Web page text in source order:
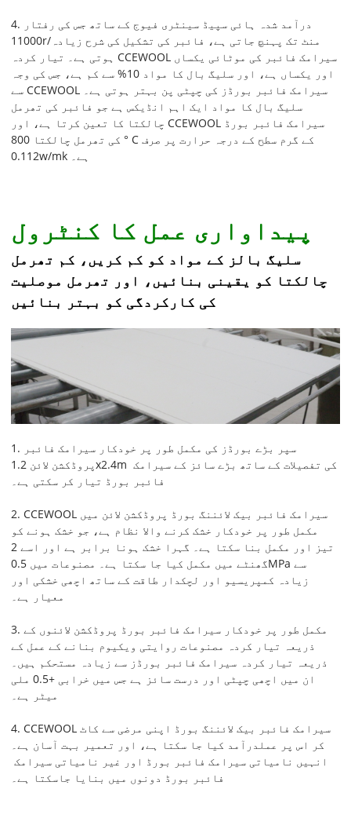
4. درآمد شدہ ہائی سپیڈ سینٹری فیوج کے ساتھ جس کی رفتار
11000r/منٹ تک پہنچ جاتی ہے، فائبر کی تشکیل کی شرح زیادہ
ہوتی ہے۔ تیار کردہ CCEWOOL سیرامک ​​فائبر کی موٹائی یکساں
اور یکساں ہے، اور سلیگ بال کا مواد 10% سے کم ہے، جس کی وجہ
سے CCEWOOL سیرامک ​​فائبر بورڈز کی چپٹی پن بہتر ہوتی ہے۔
سلیگ بال کا مواد ایک اہم انڈیکس ہے جو فائبر کی تھرمل
چالکتا کا تعین کرتا ہے، اور CCEWOOL سیرامک ​​فائبر بورڈ
کی تھرمل چالکتا 800 ° C کے گرم سطح کے درجہ حرارت پر صرف
0.112w/mk ہے۔
پیداواری عمل کا کنٹرول
سلیگ بالز کے مواد کو کم کریں، کم تھرمل
چالکتا کو یقینی بنائیں، اور تھرمل موصلیت
کی کارکردگی کو بہتر بنائیں
1. سپر بڑے بورڈز کی مکمل طور پر خودکار سیرامک ​​فائبر
پروڈکشن لائن 1.2x2.4m کی تفصیلات کے ساتھ بڑے سائز کے سیرامک ​​
فائبر بورڈ تیار کر سکتی ہے۔
2. CCEWOOL سیرامک ​​فائبر بیک لائننگ بورڈ پروڈکشن لائن میں
مکمل طور پر خودکار خشک کرنے والا نظام ہے، جو خشک ہونے کو
تیز اور مکمل بنا سکتا ہے۔ گہرا خشک ہونا برابر ہے اور اسے 2
گھنٹے میں مکمل کیا جا سکتا ہے۔ مصنوعات میں 0.5MPa سے
زیادہ کمپریسیو اور لچکدار طاقت کے ساتھ اچھی خشکی اور
معیار ہے۔
3. مکمل طور پر خودکار سیرامک ​​فائبر بورڈ پروڈکشن لائنوں کے
ذریعہ تیار کردہ مصنوعات روایتی ویکیوم بنانے کے عمل کے
ذریعہ تیار کردہ سیرامک ​​فائبر بورڈز سے زیادہ مستحکم ہیں۔
ان میں اچھی چپٹی اور درست سائز ہے جس میں خرابی +0.5 ملی
میٹر ہے۔
4. CCEWOOL سیرامک ​​فائبر بیک لائننگ بورڈ اپنی مرضی سے کاٹ
کر اس پر عملدرآمد کیا جا سکتا ہے، اور تعمیر بہت آسان ہے۔
انہیں نامیاتی سیرامک ​​فائبر بورڈ اور غیر نامیاتی سیرامک ​​
فائبر بورڈ دونوں میں بنایا جاسکتا ہے۔